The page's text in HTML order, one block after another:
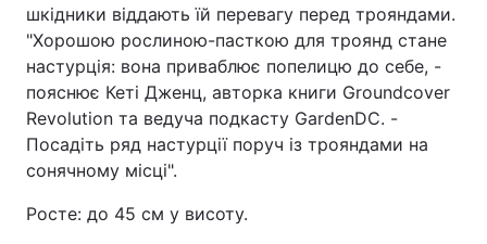
шкідники віддають їй перевагу перед трояндами.
"Хорошою рослиною-пасткою для троянд стане
настурція: вона приваблює попелицю до себе, -
пояснює Кеті Дженц, авторка книги Groundcover
Revolution та ведуча подкасту GardenDC. -
Посадіть ряд настурції поруч із трояндами на
сонячному місці".
Росте: до 45 см у висоту.